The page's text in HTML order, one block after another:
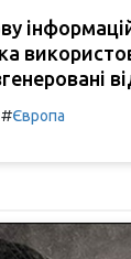
#Європа